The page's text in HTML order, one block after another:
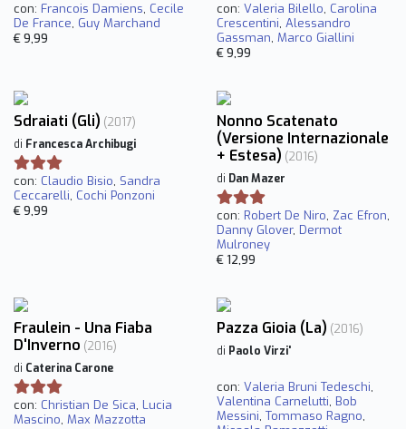
con: Francois Damiens, Cecile
De France, Guy Marchand
€ 9,99
con: Valeria Bilello, Carolina
Crescentini, Alessandro
Gassman, Marco Giallini
€ 9,99
Sdraiati (Gli) (2017)
di Francesca Archibugi
con: Claudio Bisio, Sandra
Ceccarelli, Cochi Ponzoni
€ 9,99
Nonno Scatenato
(Versione Internazionale
+ Estesa) (2016)
di Dan Mazer
con: Robert De Niro, Zac Efron,
Danny Glover, Dermot
Mulroney
€ 12,99
Fraulein - Una Fiaba
D'Inverno (2016)
di Caterina Carone
con: Christian De Sica, Lucia
Mascino, Max Mazzotta
Pazza Gioia (La) (2016)
di Paolo Virzi'
con: Valeria Bruni Tedeschi,
Valentina Carnelutti, Bob
Messini, Tommaso Ragno,